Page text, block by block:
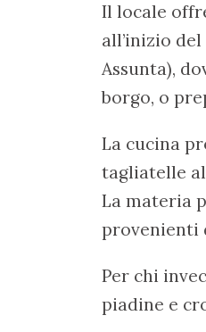
Il locale
all’inizio
Assunta),
borgo, o
La cucina
tagliatelle
La materia
provenienti
Per chi
piadine e